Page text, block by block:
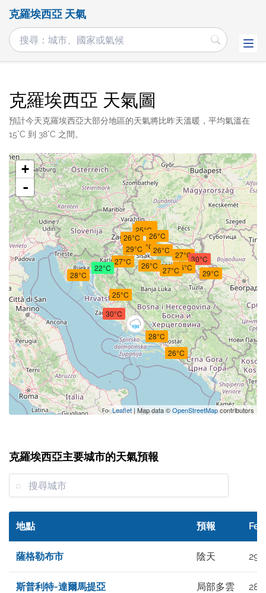
克羅埃西亞 天氣
克羅埃西亞 天氣圖
預計今天克羅埃西亞大部分地區的天氣將比昨天溫暖，平均氣溫在
15°C 到 38°C 之間。
29°C
28°C
26°C
30°C
30°C
26°C
26°C
28°C
26°C
26°C
27°C
26°C
27°C
25°C
27°C
29°C
25°C
26°C
26°C
22°C
+
-
Leaflet | Map data ©OpenStreetMapcontributors
克羅埃西亞主要城市的天氣預報
地點 預報
薩格勒布市 陰天 29°
斯普利特-達爾馬提亞 局部多雲 28°